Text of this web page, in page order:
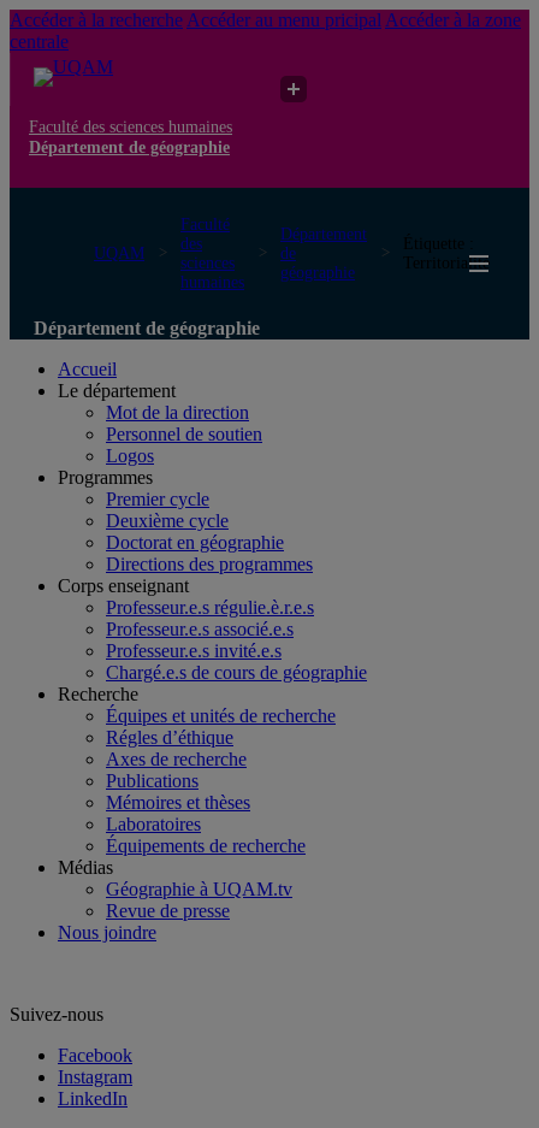
Accéder à la recherche Accéder au menu pricipal Accéder à la zone
centrale
Faculté des sciences humaines
Département de géographie
UQAM
Faculté
des
sciences
humaines
Département
de
géographie
Étiquette :
Territorialité
Département de géographie
Accueil
Le département
Mot de la direction
Personnel de soutien
Logos
Programmes
Premier cycle
Deuxième cycle
Doctorat en géographie
Directions des programmes
Corps enseignant
Professeur.e.s régulie.è.r.e.s
Professeur.e.s associé.e.s
Professeur.e.s invité.e.s
Chargé.e.s de cours de géographie
Recherche
Équipes et unités de recherche
Régles d’éthique
Axes de recherche
Publications
Mémoires et thèses
Laboratoires
Équipements de recherche
Médias
Géographie à UQAM.tv
Revue de presse
Nous joindre
Suivez-nous
Facebook
Instagram
LinkedIn